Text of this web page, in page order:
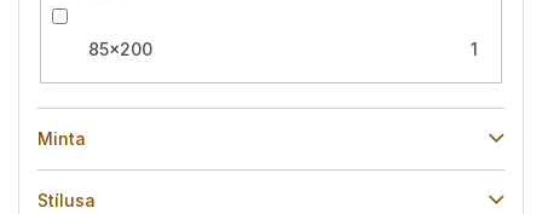
85x200 1
Minta
Stílusa